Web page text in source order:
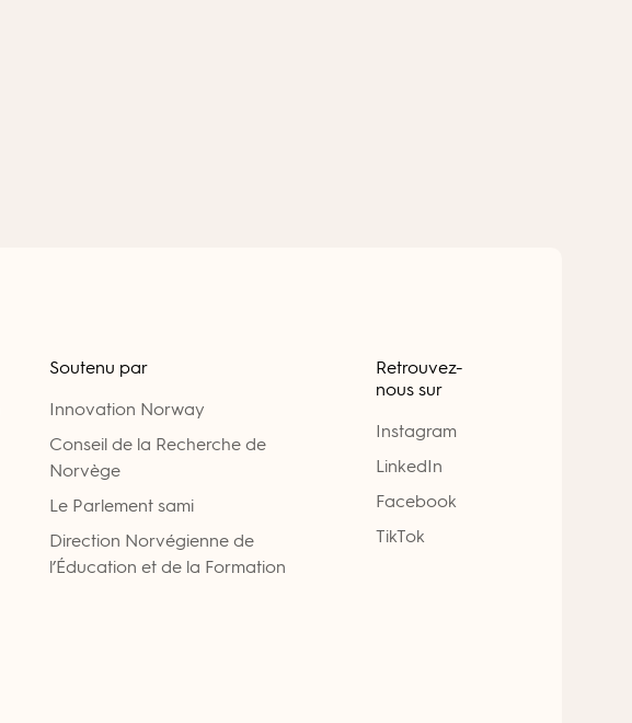
Soutenu par
Innovation Norway
Conseil de la Recherche de
Norvège
Le Parlement sami
Direction Norvégienne de
l’Éducation et de la Formation
Retrouvez-
nous sur
Instagram
LinkedIn
Facebook
TikTok